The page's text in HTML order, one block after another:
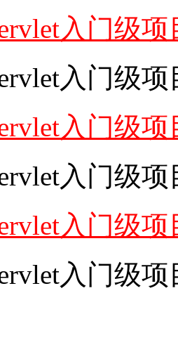
入门级
入门级
入门级
入门级
入门级
入门级